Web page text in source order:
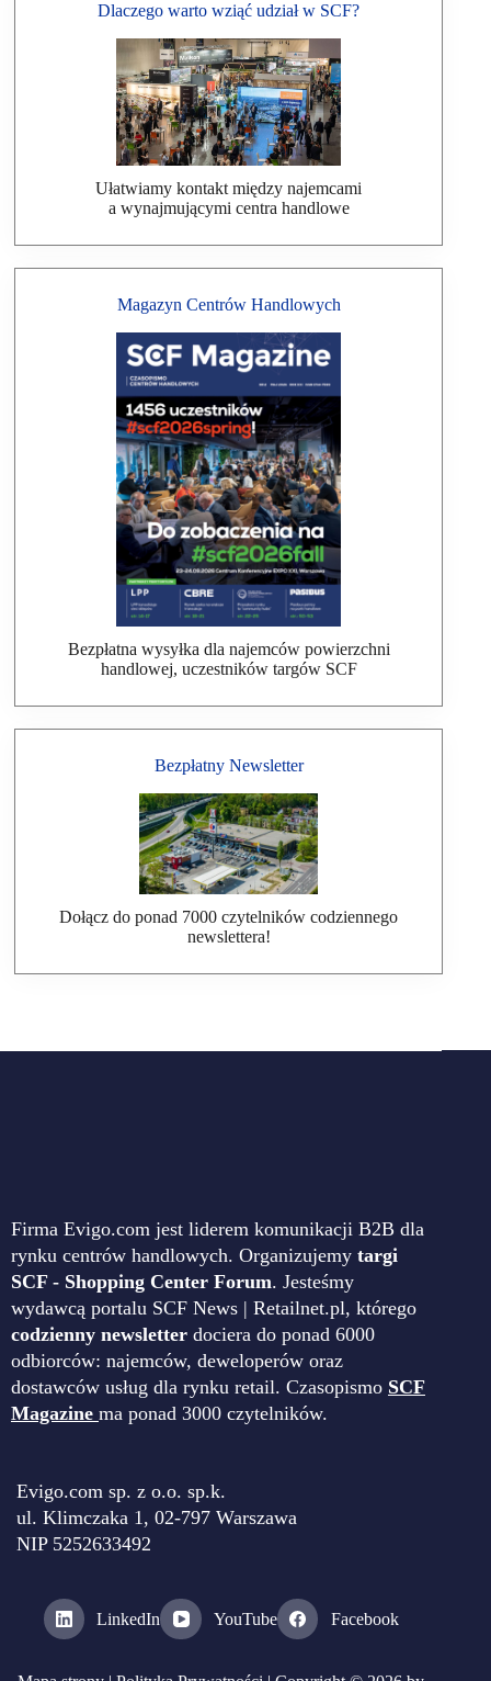
Dlaczego warto wziąć udział w SCF?
Ułatwiamy kontakt między najemcami
a wynajmującymi centra handlowe
Magazyn Centrów Handlowych
Bezpłatna wysyłka dla najemców powierzchni
handlowej, uczestników targów SCF
Bezpłatny Newsletter
Dołącz do ponad 7000 czytelników codziennego
newslettera!
Firma Evigo.com jest liderem komunikacji B2B dla
rynku centrów handlowych. Organizujemy targi
SCF - Shopping Center Forum. Jesteśmy
wydawcą portalu SCF News | Retailnet.pl, którego
codzienny newsletter dociera do ponad 6000
odbiorców: najemców, deweloperów oraz
dostawców usług dla rynku retail. Czasopismo SCF
Magazine ma ponad 3000 czytelników.
Evigo.com sp. z o.o. sp.k.
ul. Klimczaka 1, 02-797 Warszawa
NIP 5252633492
LinkedIn YouTube Facebook